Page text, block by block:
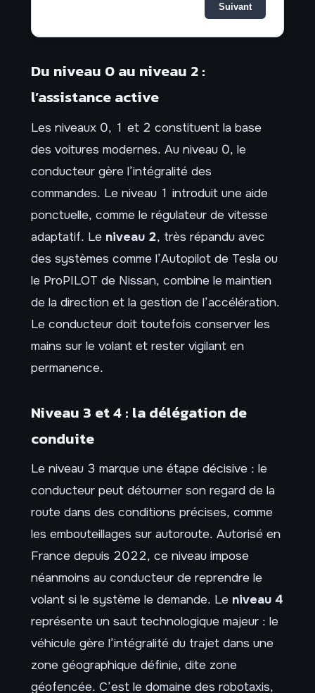
Suivant
Du niveau 0 au niveau 2 :
l’assistance active
Les niveaux 0, 1 et 2 constituent la base
des voitures modernes. Au niveau 0, le
conducteur gère l’intégralité des
commandes. Le niveau 1 introduit une aide
ponctuelle, comme le régulateur de vitesse
adaptatif. Le niveau 2, très répandu avec
des systèmes comme l’Autopilot de Tesla ou
le ProPILOT de Nissan, combine le maintien
de la direction et la gestion de l’accélération.
Le conducteur doit toutefois conserver les
mains sur le volant et rester vigilant en
permanence.
Niveau 3 et 4 : la délégation de
conduite
Le niveau 3 marque une étape décisive : le
conducteur peut détourner son regard de la
route dans des conditions précises, comme
les embouteillages sur autoroute. Autorisé en
France depuis 2022, ce niveau impose
néanmoins au conducteur de reprendre le
volant si le système le demande. Le niveau 4
représente un saut technologique majeur : le
véhicule gère l’intégralité du trajet dans une
zone géographique définie, dite zone
géofencée. C’est le domaine des robotaxis,